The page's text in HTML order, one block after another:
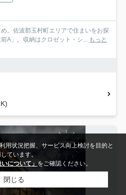
。佐波郡玉村町エリアで住まいをお探
A」。収納はクロゼット・シ...
もっと
用状況把握、サービス向上検討を目的と
ています。
について」 をご確認ください。
閉じる